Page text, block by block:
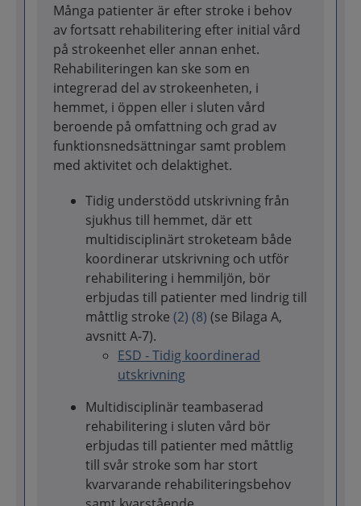
Många patienter är efter stroke i behov
av fortsatt rehabilitering efter initial vård
på strokeenhet eller annan enhet.
Rehabiliteringen kan ske som en
integrerad del av strokeenheten, i
hemmet, i öppen eller i sluten vård
beroende på omfattning och grad av
funktionsnedsättningar samt problem
med aktivitet och delaktighet.
Tidig understödd utskrivning från
sjukhus till hemmet, där ett
multidisciplinärt stroketeam både
koordinerar utskrivning och utför
rehabilitering i hemmiljön, bör
erbjudas till patienter med lindrig till
måttlig stroke (2) (8) (se Bilaga A,
avsnitt A-7).
ESD - Tidig koordinerad
utskrivning
Multidisciplinär teambaserad
rehabilitering i sluten vård bör
erbjudas till patienter med måttlig
till svår stroke som har stort
kvarvarande rehabiliteringsbehov